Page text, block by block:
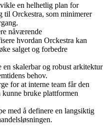
en helhetlig plan for
til Orckestra, som minimerer
nåværende
hvordan Orckestra kan
salget og forbedre
en skalerbar og robust arkitektur
behov.
for at interne team får den
bruke plattformen
med å definere en langsiktig